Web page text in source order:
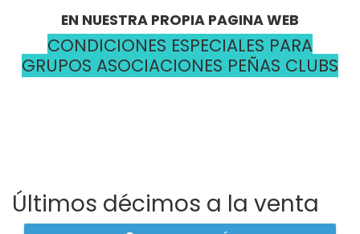
EN NUESTRA PROPIA PAGINA WEB
CONDICIONES ESPECIALES PARA
GRUPOS ASOCIACIONES PEÑAS CLUBS
Últimos décimos a la venta